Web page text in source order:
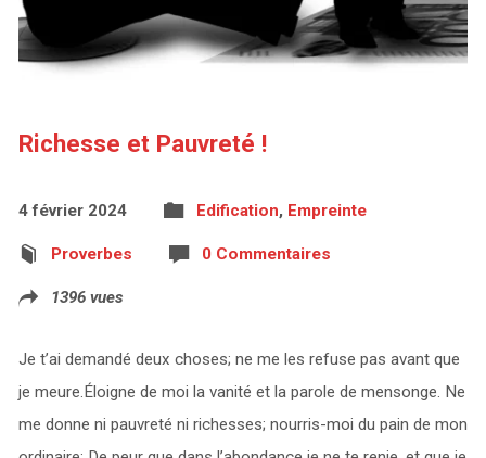
Richesse et Pauvreté !
4 février 2024 Edification, Empreinte
Proverbes 0 Commentaires
1396 vues
Je t’ai demandé deux choses; ne me les refuse pas avant que
je meure.Éloigne de moi la vanité et la parole de mensonge. Ne
me donne ni pauvreté ni richesses; nourris-moi du pain de mon